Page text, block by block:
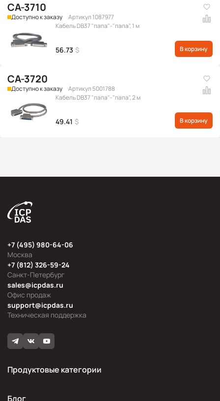
CA-3710
Доступно к заказу
Артикул 1087977
Кабель DB37 "папа"-"папа", 1 м
56.73 $ В корзину
CA-3720
Доступно к заказу
Артикул 5001788
Кабель DB37 "папа"-"папа", 2 м
49.41 $ В корзину
Москва
+7 (495) 980-64-06
Офис продаж
sales@icpdas.ru
Санкт-Петербург
+7 (812) 326-59-24
Техническая поддержка
support@icpdas.ru
Продуктовые категории
Блог